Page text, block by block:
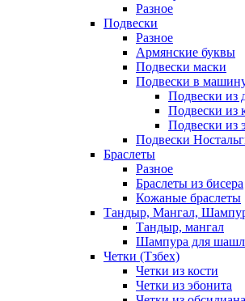
Разное
Подвески
Разное
Армянские буквы
Подвески маски
Подвески в
Подвески из
Подвески из
Подвески из
Подвески
Браслеты
Разное
Браслеты из бисера
Кожаные браслеты
Тандыр, Мангал,
Тандыр, мангал
Шампура для
Четки (Тзбех)
Четки из кости
Четки из эбонита